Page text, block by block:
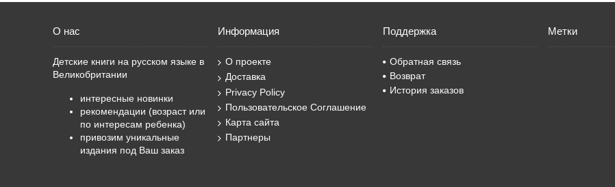
О нас
Детские книги на русском языке в
Великобритании
интересные новинки
рекомендации (возраст или
по интересам ребенка)
привозим уникальные
издания под Ваш заказ
Информация
О проекте
Доставка
Privacy Policy
Пользовательское Соглашение
Карта сайта
Партнеры
Поддержка
Обратная связь
Возврат
История заказов
Метки